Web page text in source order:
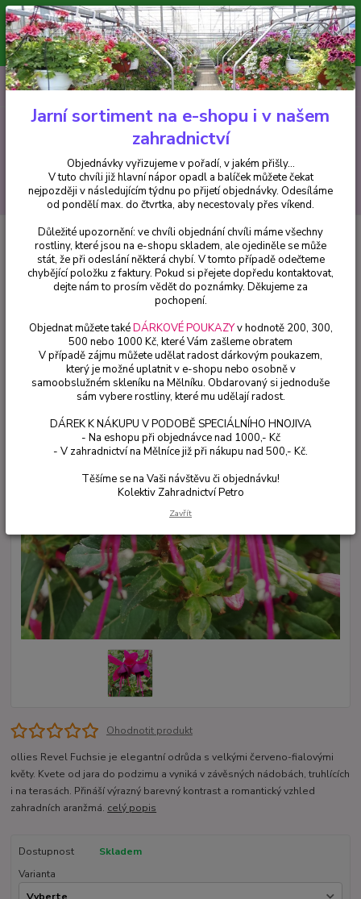
Minimální hodnota pro odeslání z e-shopu je 300 Kč.
V tuto chvíli již hlavní nápor objednávek opadl a balíček můžete čekat
nejpozději v následujícím týdnu po přijetí objednávky. Objednávky
vyřizujeme v pořadí, v jakém přišly...
CZK
Hledat
+420 602 223 614 0ks
za0 Kč
Fuchsie Fuchsie Jollies Revel 1193 F
Fuchsie Jollies Revel 1193 F
Ohodnotit produkt
ollies Revel Fuchsie je elegantní odrůda s velkými červeno-fialovými
květy. Kvete od jara do podzimu a vyniká v závěsných nádobách, truhlících
i na terasách. Přináší výrazný barevný kontrast a romantický vzhled
zahradních aranžmá. celý popis
Dostupnost
Skladem
Varianta
Jarní sortiment na e-shopu i v našem
zahradnictví
Objednávky vyřizujeme v pořadí, v jakém přišly...
V tuto chvíli již hlavní nápor opadl a balíček můžete čekat
nejpozději v následujícím týdnu po přijetí objednávky. Odesíláme
od pondělí max. do čtvrtka, aby necestovaly přes víkend.
Důležité upozornění: ve chvíli objednání chvíli máme všechny
rostliny, které jsou na e-shopu skladem, ale ojediněle se může
stát, že při odeslání některá chybí. V tomto případě odečteme
chybějící položku z faktury. Pokud si přejete dopředu kontaktovat,
dejte nám to prosím vědět do poznámky. Děkujeme za
pochopení.
Objednat můžete takéDÁRKOVÉ POUKAZYv hodnotě 200, 300,
500 nebo 1000 Kč, které Vám zašleme obratem
V případě zájmu můžete udělat radost dárkovým poukazem,
který je možné uplatnit v e-shopu nebo osobně v
samoobslužném skleníku na Mělníku. Obdarovaný si jednoduše
sám vybere rostliny, které mu udělají radost.
DÁREK K NÁKUPU V PODOBĚ SPECIÁLNÍHO HNOJIVA
- Na eshopu při objednávce nad 1000,- Kč
- V zahradnictví na Mělníce již při nákupu nad 500,- Kč.
Těšíme se na Vaši návštěvu či objednávku!
Kolektiv Zahradnictví Petro
Zavřít